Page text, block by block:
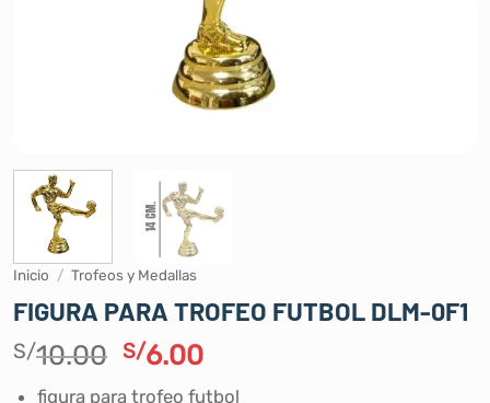
Inicio / Trofeos y Medallas
FIGURA PARA TROFEO FUTBOL DLM-0F1
S/10.00 El
precio
S/6.00El
figura para trofeo futbol